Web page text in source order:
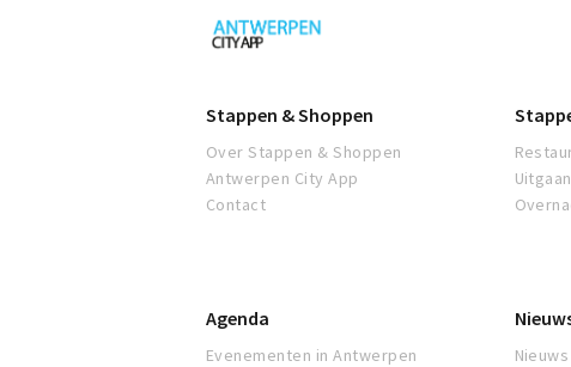
Antwerpen
Stappen & Shoppen
Over Stappen & Shoppen
Antwerpen City App
Contact
Agenda
Evenementen in Antwerpen